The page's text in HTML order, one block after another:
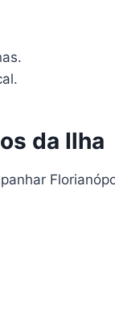
da Ilha